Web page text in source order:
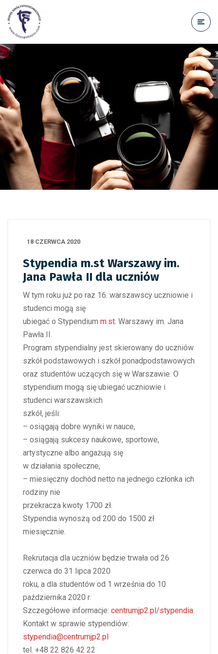
treści
18 CZERWCA 2020
Stypendia m.st Warszawy im.
Jana Pawła II dla uczniów
W tym roku już po raz 16. warszawscy uczniowie i
studenci mogą się
ubiegać o Stypendium m.st. Warszawy im. Jana
Pawła II.
Program stypendialny jest skierowany do uczniów
szkół podstawowych i szkół ponadpodstawowych
oraz studentów uczących się w Warszawie. O
stypendium mogą się ubiegać uczniowie i
studenci warszawskich
szkół, jeśli:
– osiągają dobre wyniki w nauce,
– osiągają sukcesy naukowe, sportowe,
artystyczne albo angażują się
w działania społeczne,
– miesięczny dochód netto na jednego członka ich
rodziny nie
przekracza kwoty 1700 zł.
Stypendia wynoszą od 200 do 1500 zł
miesięcznie.
Rekrutacja dla uczniów będzie trwała od 26
czerwca do 31 lipca 2020
roku, a dla studentów od 1 września do 10
października 2020 r.
Szczegółowe informacje: centrumjp2.pl/stypendia
Kontakt w sprawie stypendiów:
stypendia@centrumjp2.pl
tel. +48 22 826 42 22